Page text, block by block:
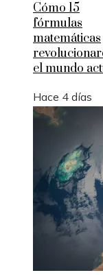
Cómo 15
fórmulas
matemáticas
el mundo
Hace 4 días